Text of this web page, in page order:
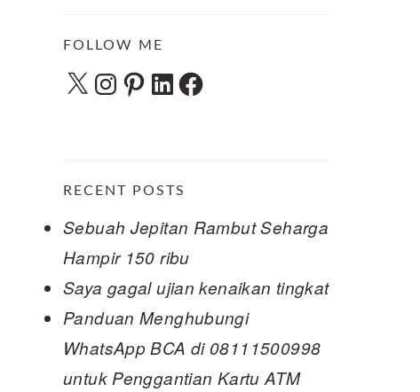
FOLLOW ME
X Instagram
Pinterest
LinkedInFacebook
RECENT POSTS
Sebuah Jepitan Rambut Seharga
Hampir 150 ribu
Saya gagal ujian kenaikan tingkat
Panduan Menghubungi
WhatsApp BCA di 08111500998
untuk Penggantian Kartu ATM